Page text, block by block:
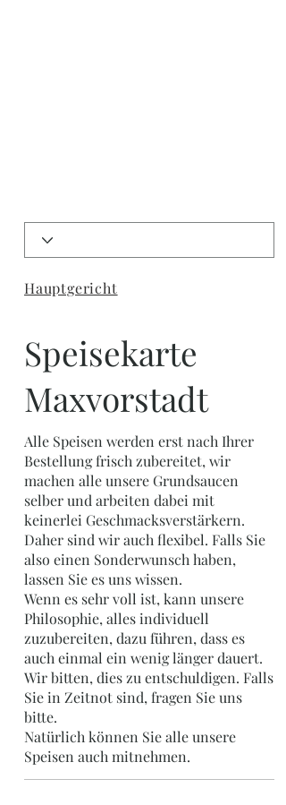
Speisekarte
Maxvorstadt
Alle Speisen werden erst nach Ihrer
Bestellung frisch zubereitet, wir
machen alle unsere Grundsaucen
selber und arbeiten dabei mit
keinerlei Geschmacksverstärkern.
Daher sind wir auch flexibel. Falls Sie
also einen Sonderwunsch haben,
lassen Sie es uns wissen.
Wenn es sehr voll ist, kann unsere
Philosophie, alles individuell
zuzubereiten, dazu führen, dass es
auch einmal ein wenig länger dauert.
Wir bitten, dies zu entschuldigen. Falls
Sie in Zeitnot sind, fragen Sie uns
bitte.
Natürlich können Sie alle unsere
Speisen auch mitnehmen.
Hauptgericht